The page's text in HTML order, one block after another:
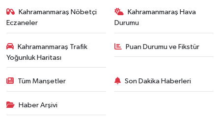
Kahramanmaraş Nöbetçi
Eczaneler
Kahramanmaraş Hava
Durumu
Kahramanmaraş Trafik
Yoğunluk Haritası
Puan Durumu ve Fikstür
Tüm Manşetler Son Dakika Haberleri
Haber Arşivi